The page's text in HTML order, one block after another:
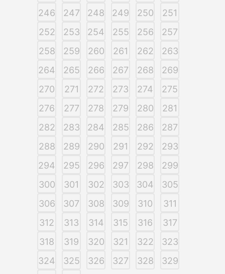
246
247 248 249 250
251
252
253 254 255 256
257
258
259 260 261 262
263
264
265 266 267 268
269
270
271 272 273 274
275
276
277 278 279 280
281
282
283 284 285 286
287
288
289 290 291 292
293
294
295 296 297 298
299
300
301 302 303 304
305
306
307 308 309 310
311
312
313 314 315 316
317
318
319 320 321 322
323
324
325 326 327 328
329